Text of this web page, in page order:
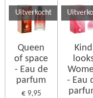
Uitverkocht
Queen
of space
- Eau de
parfum
€ 9,95
Kind
- Eau